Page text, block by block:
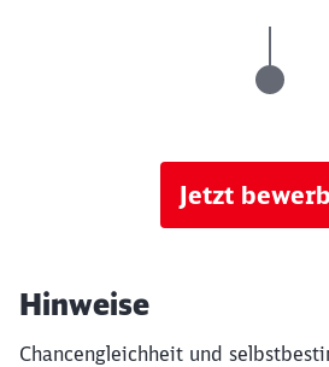
Jetzt
Hinweise
Chancengleichheit und